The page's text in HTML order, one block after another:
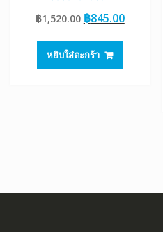
5.00
ตั้งแต่ 1-5
฿1,520.00 Original
was:
฿1,520.00.
฿845.00Current
หยิบใส่ตะกร้า